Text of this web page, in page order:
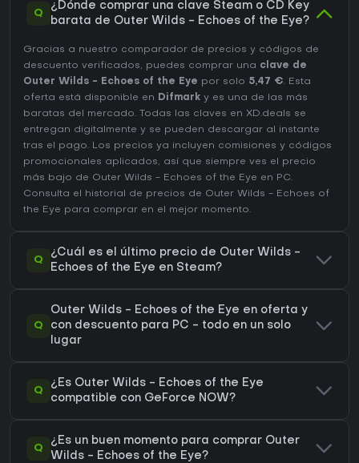
Q
¿Dónde comprar una clave Steam o CD Key
barata de Outer Wilds - Echoes of the Eye?
Gracias a nuestro comparador de precios y códigos de
descuento verificados, puedes comprar una clave de
Outer Wilds - Echoes of the Eye por solo 5,47 €. Esta
oferta está disponible en Difmark y es una de las más
baratas del mercado. Todas las claves en XD.deals se
entregan digitalmente y se pueden descargar al instante
tras el pago. Los precios ya incluyen comisiones y códigos
promocionales aplicados, así que siempre ves el precio
más bajo de Outer Wilds - Echoes of the Eye en PC.
Consulta el
historial de precios de Outer Wilds - Echoes of
the Eye para comprar en el mejor momento.
Q
¿Cuál es el último precio de Outer Wilds -
Echoes of the Eye en Steam?
Q
Outer Wilds - Echoes of the Eye en oferta y
con descuento para PC - todo en un solo
lugar
Q
¿Es Outer Wilds - Echoes of the Eye
compatible con GeForce NOW?
Q
¿Es un buen momento para comprar Outer
Wilds - Echoes of the Eye?